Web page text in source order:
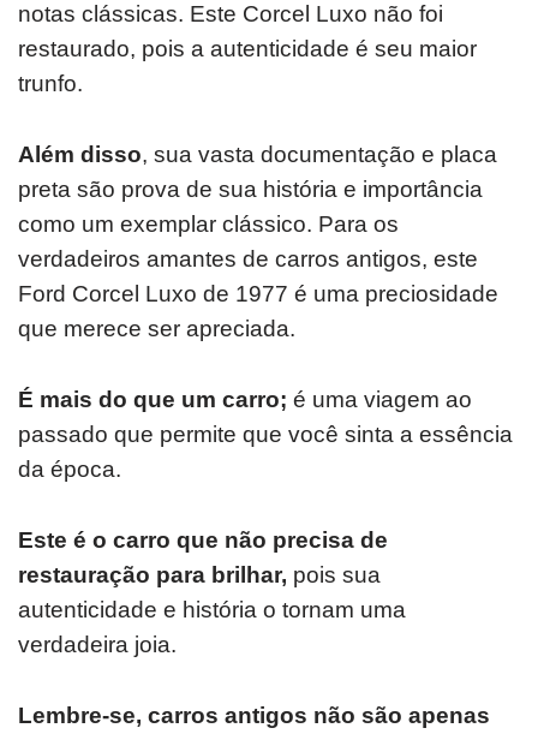
notas clássicas. Este Corcel Luxo não foi
restaurado, pois a autenticidade é seu maior
trunfo.
Além disso, sua vasta documentação e placa
preta são prova de sua história e importância
como um exemplar clássico. Para os
verdadeiros amantes de carros antigos, este
Ford Corcel Luxo de 1977 é uma preciosidade
que merece ser apreciada.
É mais do que um carro; é uma viagem ao
passado que permite que você sinta a essência
da época.
Este é o carro que não precisa de
restauração para brilhar, pois sua
autenticidade e história o tornam uma
verdadeira joia.
Lembre-se, carros antigos não são apenas